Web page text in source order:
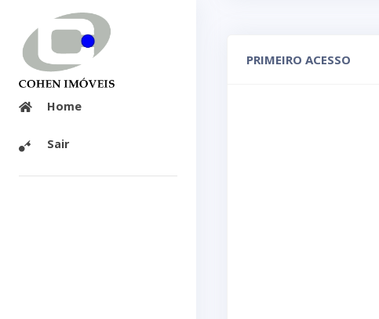
Home
Sair
PRIMEIRO ACESSO